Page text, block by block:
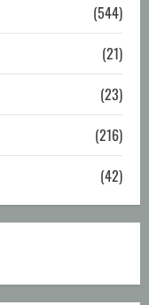
(544)
(21)
(23)
(216)
(42)